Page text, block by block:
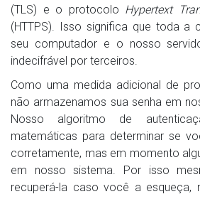
(TLS) e o protocolo Hypertext
(HTTPS). Isso significa que toda a
seu computador e o nosso
indecifrável por terceiros.
Como uma medida adicional de
não armazenamos sua senha em
Nosso algoritmo de
matemáticas para determinar se
corretamente, mas em momento
em nosso sistema. Por isso
recuperá-la caso você a esqueça,